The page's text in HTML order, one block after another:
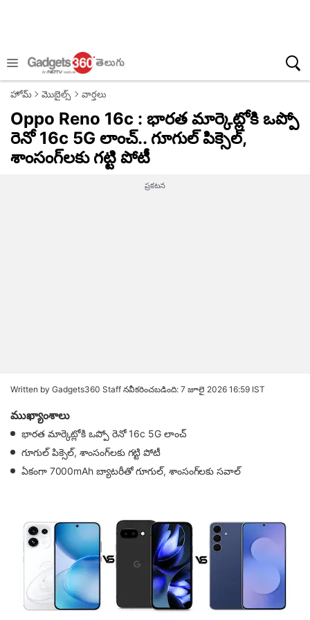
హోమ్ మొబైల్స్ వార్తలు
Oppo Reno 16c : భారత మార్కెట్లోకి ఒప్పో
రెనో 16c 5G లాంచ్.. గూగుల్ పిక్సెల్,
శాంసంగ్‌లకు గట్టి పోటీ
ప్రకటన
Written by Gadgets360 Staff నవీకరించబడింది: 7 జూలై 2026 16:59 IST
ముఖ్యాంశాలు
భారత మార్కెట్లోకి ఒప్పో రెనో 16c 5G లాంచ్
గూగుల్ పిక్సెల్, శాంసంగ్‌లకు గట్టి పోటీ
ఏకంగా 7000mAh బ్యాటరీతో గూగుల్, శాంసంగ్‌లకు సవాల్